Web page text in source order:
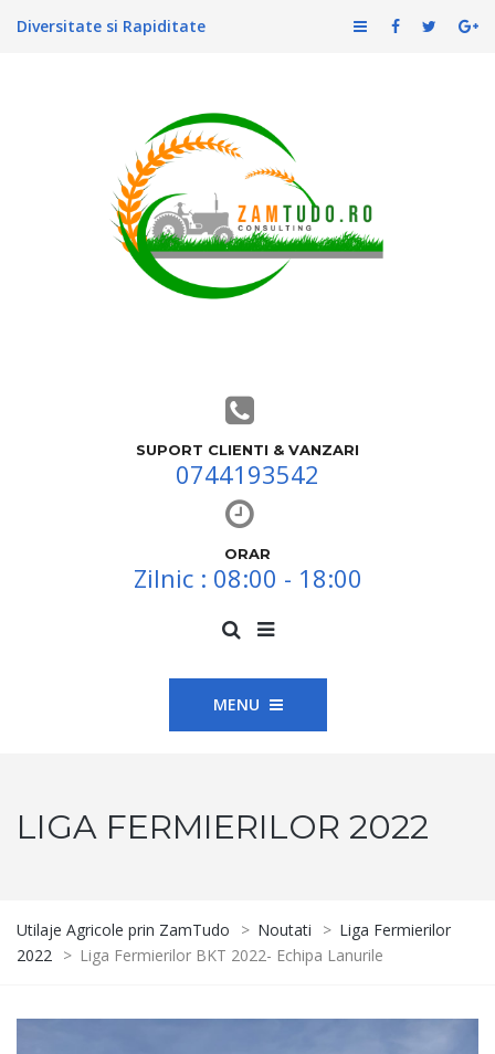
Diversitate si Rapiditate
SUPORT CLIENTI & VANZARI
0744193542
ORAR
Zilnic : 08:00 - 18:00
MENU
LIGA FERMIERILOR 2022
Utilaje Agricole prin ZamTudo > Noutati > Liga Fermierilor
2022 > Liga Fermierilor BKT 2022- Echipa Lanurile